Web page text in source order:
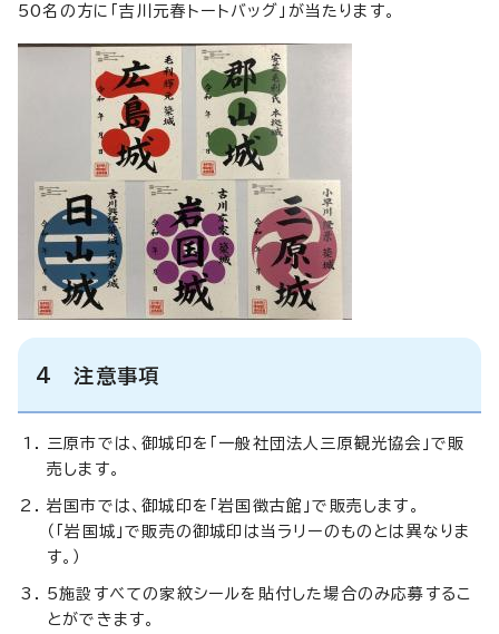
50名の方に「吉川元春トートバッグ」が当たります。
4 注意事項
三原市では、御城印を「一般社団法人三原観光協会」で販
売します。
岩国市では、御城印を「岩国徴古館」で販売します。
（「岩国城」で販売の御城印は当ラリーのものとは異なりま
す。）
5施設すべての家紋シールを貼付した場合のみ応募するこ
とができます。